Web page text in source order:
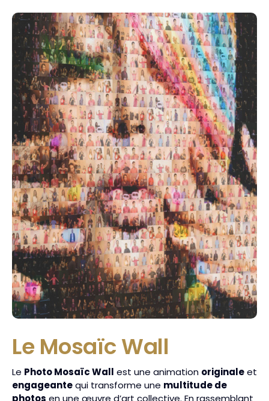
Le Mosaïc Wall
Le Photo Mosaïc Wall est une animation originaleet
engageantequi transforme une multitude de
photos en une œuvre d’art collective. En rassemblant